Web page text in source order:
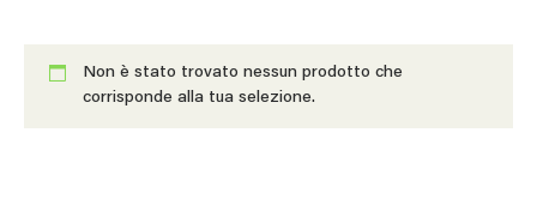
Non è stato trovato nessun prodotto che
corrisponde alla tua selezione.